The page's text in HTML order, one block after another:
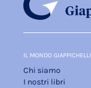
IL MONDO GIAPPICHELLI
Chi siamo
I nostri libri